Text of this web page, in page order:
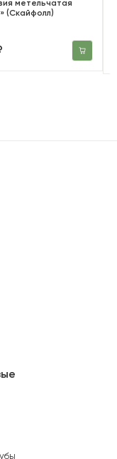
метельчатая
(Скайфолл)